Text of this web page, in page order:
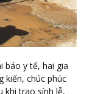
báo y tế, hai gia
kiến, chúc phúc
khi trao sính lễ,